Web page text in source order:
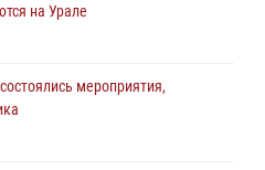
на Урале
мероприятия,